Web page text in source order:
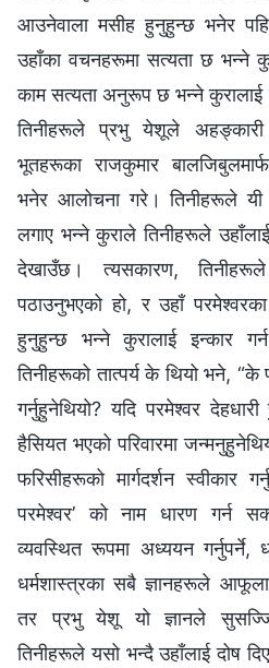
आउनेवाला मसीह हुनुहुन्छ भनेर
उहाँका वचनहरूमा सत्यता छ भन्‍ने
काम सत्यता अनुरूप छ भन्‍ने कुरालाई
तिनीहरूले प्रभु येशूले
भूतहरूका राजकुमार
भनेर आलोचना गरे। तिनीहरूले यी
लगाए भन्‍ने कुराले तिनीहरूले
देखाउँछ। त्यसकारण,
पठाउनुभएको हो, र उहाँ
हुनुहुन्छ भन्‍ने कुरालाई इन्कार
तिनीहरूको तात्पर्य के थियो भने,
गर्नुहुनेथियो? यदि परमेश्‍वर
हैसियत भएको परिवारमा
फरिसीहरूको मार्गदर्शन स्वीकार
परमेश्‍वर’ को नाम धारण गर्न
व्यवस्थित रूपमा अध्ययन गर्नुपर्ने,
धर्मशास्त्रका सबै ज्ञानहरूले
तर प्रभु येशू यो ज्ञानले
तिनीहरूले यसो भन्दै उहाँलाई दोष